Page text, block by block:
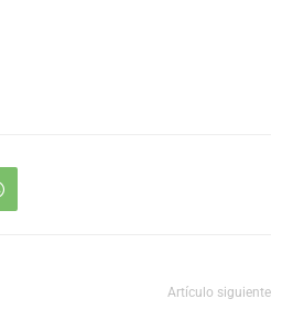
Artículo siguiente